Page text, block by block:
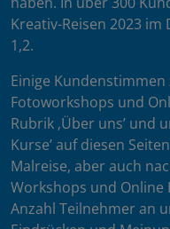
Kreativ-Reisen 2023
1,2.
Einige
Fotoworkshops und
Rubrik ‚Über uns’ und
Kurse’ auf diesen
Malreise, aber auch
Workshops und
Anzahl Teilnehmer an